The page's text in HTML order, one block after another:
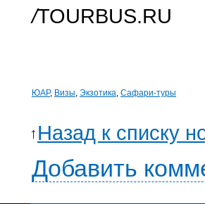
/TOURBUS.RU
ЮАР, Визы, Экзотика, Сафари-туры
Назад к списку
Добавить